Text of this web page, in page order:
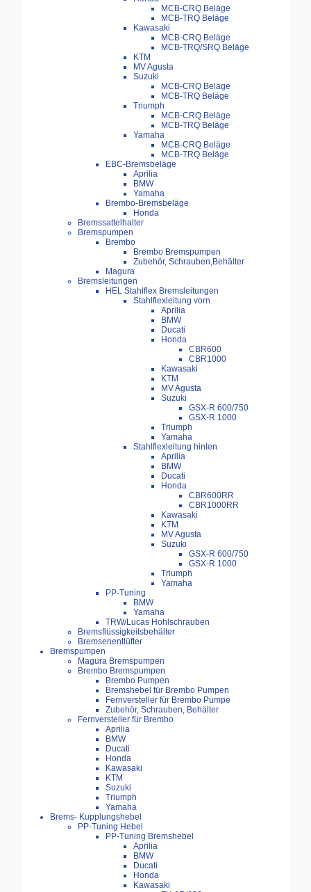
MCB-CRQ Beläge
MCB-TRQ Beläge
Kawasaki
MCB-CRQ Beläge
MCB-TRQ/SRQ Beläge
KTM
MV Agusta
Suzuki
MCB-CRQ Beläge
MCB-TRQ Beläge
Triumph
MCB-CRQ Beläge
MCB-TRQ Beläge
Yamaha
MCB-CRQ Beläge
MCB-TRQ Beläge
EBC-Bremsbeläge
Aprilia
BMW
Yamaha
Brembo-Bremsbeläge
Honda
Bremssattelhalter
Bremspumpen
Brembo
Brembo Bremspumpen
Zubehör, Schrauben,Behälter
Magura
Bremsleitungen
HEL Stahlflex Bremsleitungen
Stahlflexleitung vorn
Aprilia
BMW
Ducati
Honda
CBR600
CBR1000
Kawasaki
KTM
MV Agusta
Suzuki
GSX-R 600/750
GSX-R 1000
Triumph
Yamaha
Stahlflexleitung hinten
Aprilia
BMW
Ducati
Honda
CBR600RR
CBR1000RR
Kawasaki
KTM
MV Agusta
Suzuki
GSX-R 600/750
GSX-R 1000
Triumph
Yamaha
PP-Tuning
BMW
Yamaha
TRW/Lucas Hohlschrauben
Bremsflüssigkeitsbehälter
Bremsenentlüfter
Bremspumpen
Magura Bremspumpen
Brembo Bremspumpen
Brembo Pumpen
Bremshebel für Brembo Pumpen
Fernversteller für Brembo Pumpe
Zubehör, Schrauben, Behälter
Fernversteller für Brembo
Aprilia
BMW
Ducati
Honda
Kawasaki
KTM
Suzuki
Triumph
Yamaha
Brems- Kupplungshebel
PP-Tuning Hebel
PP-Tuning Bremshebel
Aprilia
BMW
Ducati
Honda
Kawasaki